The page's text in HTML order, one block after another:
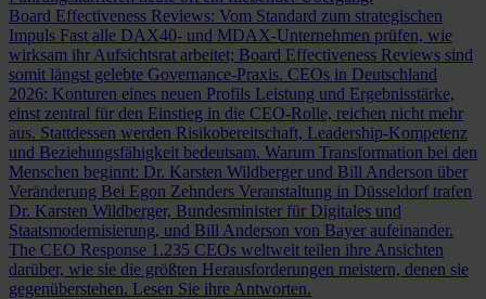
Board Effectiveness Reviews: Vom Standard zum strategischen
Impuls Fast alle DAX40- und MDAX-Unternehmen prüfen, wie
wirksam ihr Aufsichtsrat arbeitet; Board Effectiveness Reviews sind
somit längst gelebte Governance-Praxis. CEOs in Deutschland
2026: Konturen eines neuen Profils Leistung und Ergebnisstärke,
einst zentral für den Einstieg in die CEO-Rolle, reichen nicht mehr
aus. Stattdessen werden Risikobereitschaft, Leadership-Kompetenz
und Beziehungsfähigkeit bedeutsam. Warum Transformation bei den
Menschen beginnt: Dr. Karsten Wildberger und Bill Anderson über
Veränderung Bei Egon Zehnders Veranstaltung in Düsseldorf trafen
Dr. Karsten Wildberger, Bundesminister für Digitales und
Staatsmodernisierung, und Bill Anderson von Bayer aufeinander.
The CEO Response 1.235 CEOs weltweit teilen ihre Ansichten
darüber, wie sie die größten Herausforderungen meistern, denen sie
gegenüberstehen. Lesen Sie ihre Antworten.